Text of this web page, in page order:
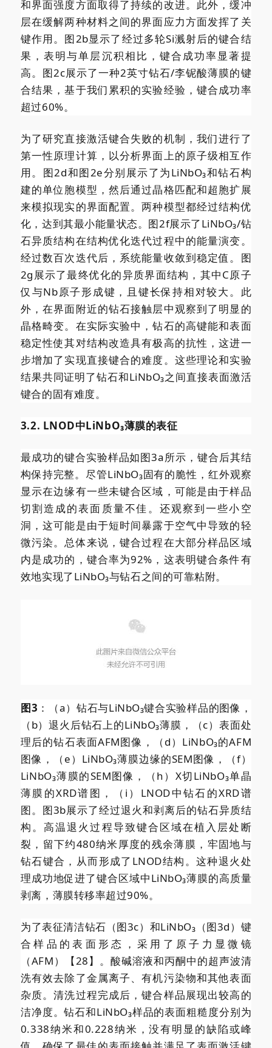
和界面强度方面取得了持续的改进。此外，缓冲
层在缓解两种材料之间的界面应力方面发挥了关
键作用。图2b显示了经过多轮Si溅射后的键合结
果，表明与单层沉积相比，键合成功率显著提
高。图2c展示了一种2英寸钻石/李铌酸薄膜的键
合结果，基于我们累积的实验经验，键合成功率
超过60%。
为了研究直接激活键合失败的机制，我们进行了
第一性原理计算，以分析界面上的原子级相互作
用。图2d和图2e分别展示了为LiNbO₃和钻石构
建的单位胞模型，然后通过晶格匹配和超胞扩展
来模拟现实的界面配置。两种模型都经过结构优
化，达到其最小能量状态。图2f展示了LiNbO₃/钻
石异质结构在结构优化迭代过程中的能量演变。
经过数百次迭代后，系统能量收敛到稳定值。图
2g展示了最终优化的异质界面结构，其中C原子
仅与Nb原子形成键，且键长保持相对较大。此
外，在界面附近的钻石接触层中观察到了明显的
晶格畸变。在实际实验中，钻石的高键能和表面
稳定性使其对结构改造具有极高的抗性，这进一
步增加了实现直接键合的难度。这些理论和实验
结果共同证明了钻石和LiNbO₃之间直接表面激活
键合的固有难度。
3.2. LNOD中LiNbO₃薄膜的表征
最成功的键合实验样品如图3a所示，键合后其结
构保持完整。尽管LiNbO₃固有的脆性，红外观察
显示在边缘有一些未键合区域，可能是由于样品
切割造成的表面质量不佳。还观察到一些小空
洞，这可能是由于短时间暴露于空气中导致的轻
微污染。总体来说，键合过程在大部分样品区域
内是成功的，键合率为92%，这表明键合条件有
效地实现了LiNbO₃与钻石之间的可靠粘附。
图3 ：（a）钻石与LiNbO₃键合实验样品的图像，
（b）退火后钻石上的LiNbO₃薄膜，（c）表面处
理后的钻石表面AFM图像，（d）LiNbO₃的AFM
图像，（e）LiNbO₃薄膜边缘的SEM图像，（f）
LiNbO₃薄膜的SEM图像，（h）X切LiNbO₃单晶
薄膜的XRD谱图，（i）LNOD中钻石的XRD谱
图。 图3b展示了经过退火和剥离后的钻石异质结
构。高温退火过程导致键合区域在植入层处断
裂，留下约480纳米厚度的残余薄膜，牢固地与
钻石键合，从而形成了LNOD结构。这种退火处
理成功地促进了键合区域中LiNbO₃薄膜的高质量
剥离，薄膜转移率超过90%。
为了表征清洁钻石（图3c）和LiNbO₃（图3d）键
合样品的表面形态，采用了原子力显微镜
（AFM）【28】。酸碱溶液和丙酮中的超声波清
洗有效去除了金属离子、有机污染物和其他表面
杂质。清洗过程完成后，键合样品展现出较高的
洁净度。钻石和LiNbO₃样品的表面粗糙度分别为
0.338纳米和0.228纳米，没有明显的缺陷或峰